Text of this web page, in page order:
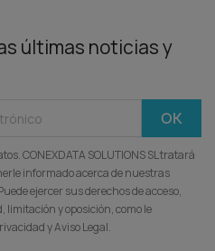
últimas noticias y
CONEXDATA SOLUTIONS SL tratará
informado acerca de nuestras
ejercer sus derechos de acceso,
y oposición, como le
y Aviso Legal.